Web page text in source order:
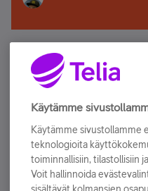
Älä jää paitsi –
Tilaa Telian uutiskirje ja
sähköpostiisi.
Tilaa nyt
Käytämme
Käytämme sivustollamme
teknologioita
toiminnallisiin, tilastollisiin
Voit hallinnoida